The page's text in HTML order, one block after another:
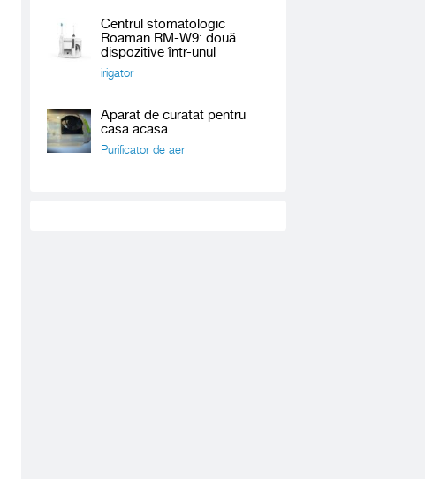
Centrul stomatologic
Roaman RM-W9: două
dispozitive într-unul
irigator
Aparat de curatat pentru
casa acasa
Purificator de aer